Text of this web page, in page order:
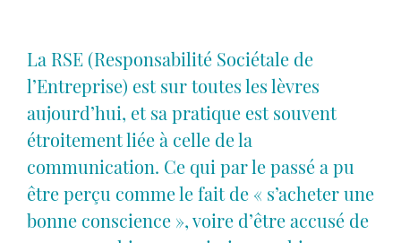
La RSE (Responsabilité Sociétale de
l’Entreprise) est sur toutes les lèvres
aujourd’hui, et sa pratique est souvent
étroitement liée à celle de la
communication. Ce qui par le passé a pu
être perçu comme le fait de « s’acheter une
bonne conscience », voire d’être accusé de